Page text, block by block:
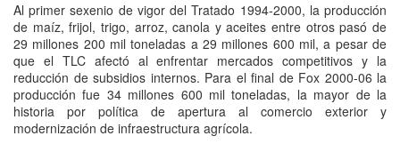
Al primer sexenio de vigor del Tratado 1994-2000, la producción
de maíz, frijol, trigo, arroz, canola y aceites entre otros pasó de
29 millones 200 mil toneladas a 29 millones 600 mil, a pesar de
que el TLC afectó al enfrentar mercados competitivos y la
reducción de subsidios internos. Para el final de Fox 2000-06 la
producción fue 34 millones 600 mil toneladas, la mayor de la
historia por política de apertura al comercio exterior y
modernización de infraestructura agrícola.